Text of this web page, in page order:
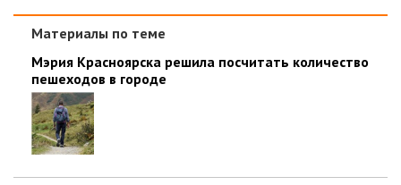
Материалы по теме
Мэрия Красноярска решила посчитать количество
пешеходов в городе